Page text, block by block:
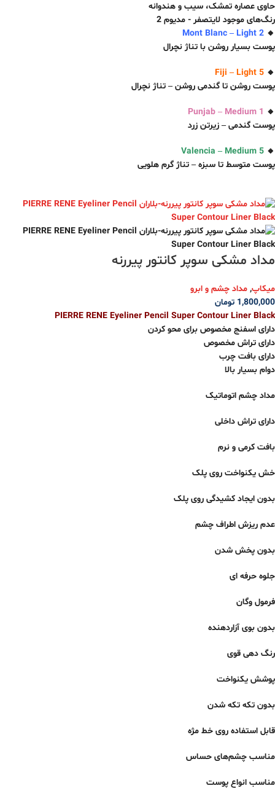
حاوی عصاره تمشک، سیب و هندوانه
رنگ‌های موجود لایتصفر - مدیوم 2
🔸
Mont Blanc – Light 2
پوست بسیار روشن با تناژ نچرال
🔸
Fiji – Light 5
پوست روشن تا گندمی روشن – تناژ نچرال
🔸
Punjab – Medium 1
پوست گندمی – زیرتن زرد
🔸
Valencia – Medium 5
پوست متوسط تا سبزه – تناژ گر‌م هلویی
مداد مشکی سوپر کانتور پیررنه
میکاپ, مداد چشم و ابرو
1,800,000 تومان
PIERRE RENE Eyeliner Pencil Super Contour Liner Black
دارای اسفنج مخصوص برای محو کردن
دارای تراش مخصوص
دارای بافت چرب
دوام بسیار بالا
مداد چشم اتوماتیک
دارای تراش داخلی
بافت کرمی و نرم
خش یکنواخت روی پلک
بدون ایجاد کشیدگی روی پلک
عدم ریزش اطراف چشم
بدون پخش شدن
جلوه حرفه ای
فرمول وگان
بدون بوی آزاردهنده
رنگ دهی قوی
پوشش یکنواخت
بدون تکه تکه شدن
قابل استفاده روی خط مژه
مناسب چشم‌های حساس
مناسب انواع پوست